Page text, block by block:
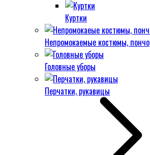
Куртки
Непромокаемые костюмы, пончо
Головные уборы
Перчатки, рукавицы